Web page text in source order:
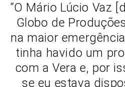
“O Mário Lúcio Vaz
Globo de
na maior
tinha havido um
com a Vera e, por
se eu estava